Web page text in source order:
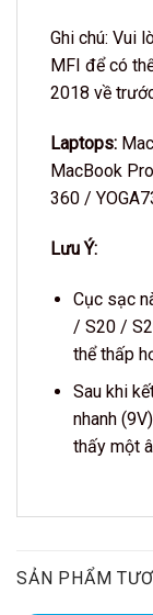
Ghi chú: Vui
MFI để có
2018 về
Laptops:
MacBook
360 /
Lưu Ý:
Cục sạc
/ S20 /
thể thấp
Sau khi
nhanh
thấy một
SẢN PHẨM